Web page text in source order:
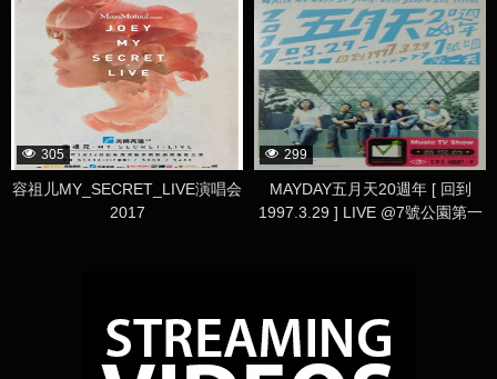
305
容祖儿MY_SECRET_LIVE演唱会
2017
299
MAYDAY五月天20週年 [ 回到
1997.3.29 ] LIVE @7號公園第一